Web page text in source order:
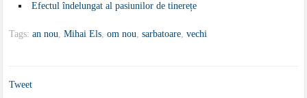
Efectul îndelungat al pasiunilor de tinerețe
Tags:an nou,Mihai Els,om nou,sarbatoare,vechi
Tweet